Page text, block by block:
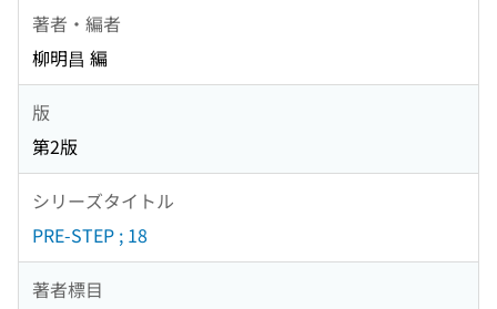
著者・編者
柳明昌 編
版
第2版
シリーズタイトル
PRE-STEP ; 18
著者標目